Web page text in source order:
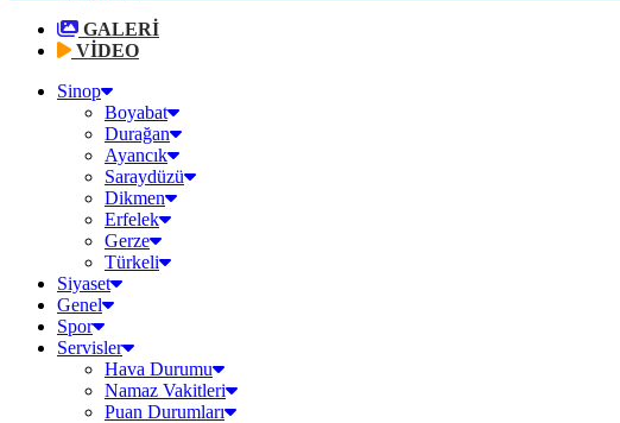
GALERİ
VİDEO
Sinop
Boyabat
Durağan
Ayancık
Saraydüzü
Dikmen
Erfelek
Gerze
Türkeli
Siyaset
Genel
Spor
Servisler
Hava Durumu
Namaz Vakitleri
Puan Durumları